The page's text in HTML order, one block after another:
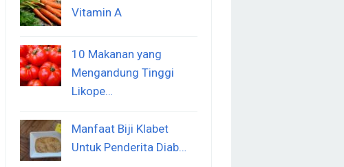
Vitamin A
10 Makanan yang
Mengandung Tinggi
Likope…
Manfaat Biji Klabet
Untuk Penderita Diab…